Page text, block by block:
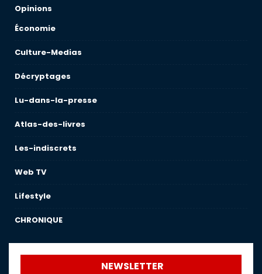
Opinions
Économie
Culture-Medias
Décryptages
Lu-dans-la-presse
Atlas-des-livres
Les-indiscrets
Web TV
Lifestyle
CHRONIQUE
NEWSLETTER